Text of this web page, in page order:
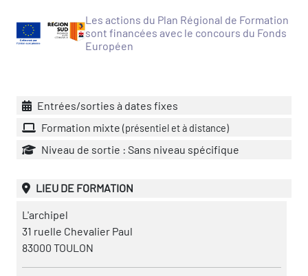
de construction)
Les actions du Plan Régional de Formation
sont financées avec le concours du Fonds
Européen
Entrées/sorties à dates fixes
Formation mixte (présentiel et à distance)
Niveau de sortie : Sans niveau spécifique
LIEU DE FORMATION
L'archipel
31 ruelle Chevalier Paul
83000 TOULON